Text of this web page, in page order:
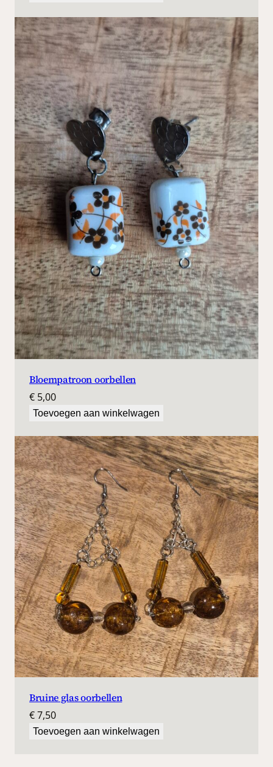
Bloempatroon oorbellen
€ 5,00
Toevoegen aan winkelwagen
Bruine glas oorbellen
€7,50
Toevoegen aan winkelwagen